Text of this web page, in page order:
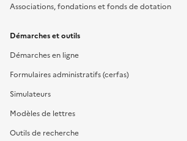
Associations, fondations et fonds de dotation
Démarches et outils
Démarches en ligne
Formulaires administratifs (cerfas)
Simulateurs
Modèles de lettres
Outils de recherche